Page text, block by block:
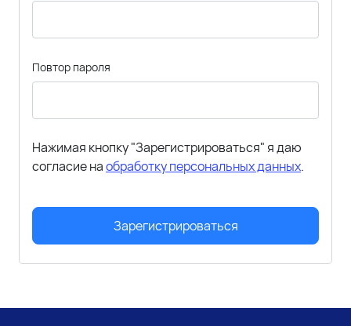
Повтор пароля
Нажимая кнопку "Зарегистрироваться" я даю
согласие наобработку персональных данных.
Зарегистрироваться